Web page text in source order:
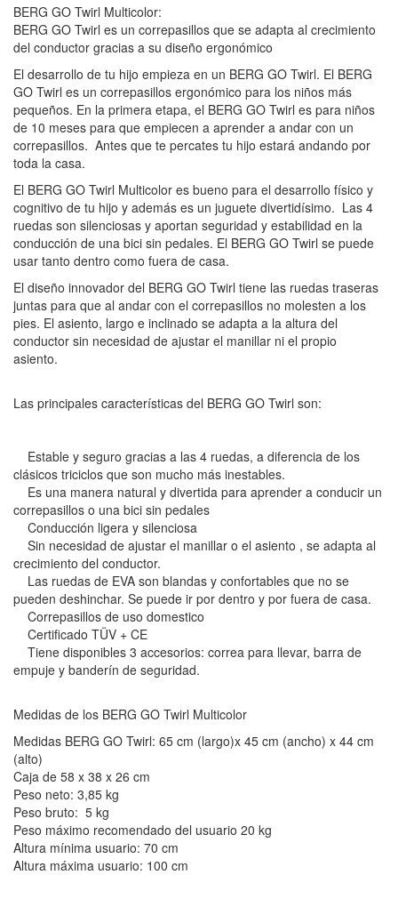
BERG GO Twirl Multicolor:
BERG GO Twirl es un correpasillos que se adapta al crecimiento
del conductor gracias a su diseño ergonómico
El desarrollo de tu hijo empieza en un BERG GO Twirl. El BERG
GO Twirl es un correpasillos ergonómico para los niños más
pequeños. En la primera etapa, el BERG GO Twirl es para niños
de 10 meses para que empiecen a aprender a andar con un
correpasillos. Antes que te percates tu hijo estará andando por
toda la casa.
El BERG GO Twirl Multicolor es bueno para el desarrollo físico y
cognitivo de tu hijo y además es un juguete divertidísimo. Las 4
ruedas son silenciosas y aportan seguridad y estabilidad en la
conducción de una bici sin pedales. El BERG GO Twirl se puede
usar tanto dentro como fuera de casa.
El diseño innovador del BERG GO Twirl tiene las ruedas traseras
juntas para que al andar con el correpasillos no molesten a los
pies. El asiento, largo e inclinado se adapta a la altura del
conductor sin necesidad de ajustar el manillar ni el propio
asiento.
Las principales características del BERG GO Twirl son:
Estable y seguro gracias a las 4 ruedas, a diferencia de los
clásicos triciclos que son mucho más inestables.
Es una manera natural y divertida para aprender a conducir un
correpasillos o una bici sin pedales
Conducción ligera y silenciosa
Sin necesidad de ajustar el manillar o el asiento , se adapta al
crecimiento del conductor.
Las ruedas de EVA son blandas y confortables que no se
pueden deshinchar. Se puede ir por dentro y por fuera de casa.
Correpasillos de uso domestico
Certificado TÜV + CE
Tiene disponibles 3 accesorios: correa para llevar, barra de
empuje y banderín de seguridad.
Medidas de los BERG GO Twirl Multicolor
Medidas BERG GO Twirl: 65 cm (largo)x 45 cm (ancho) x 44 cm
(alto)
Caja de 58 x 38 x 26 cm
Peso neto: 3,85 kg
Peso bruto: 5 kg
Peso máximo recomendado del usuario 20 kg
Altura mínima usuario: 70 cm
Altura máxima usuario: 100 cm